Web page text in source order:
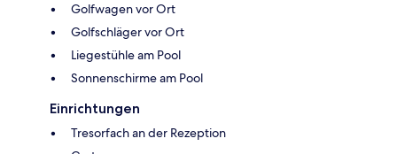
Golfwagen vor Ort
Golfschläger vor Ort
Liegestühle am Pool
Sonnenschirme am Pool
Einrichtungen
Tresorfach an der Rezeption